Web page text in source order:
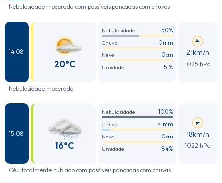
Nebulosidade moderada com possíveis pancadas com chuvas
14.08
20°C
Nebulosidade 50%
Chuva 0mm
Neve 0cm
Umidade 51%
21km/h
1025 hPa
Nebulosidade moderada
15.08
16°C
Nebulosidade 100%
Chuva <1mm
Neve 0cm
Umidade 84%
18km/h
1022 hPa
Céu totalmente nublado com possíveis pancadas com chuvas